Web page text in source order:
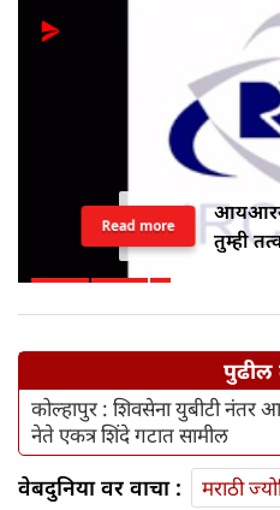
तुम्ही
Read more
कोल्हापुर : शिवसेना युबीटी नंतर
नेते एकत्र शिंदे गटात सामील
वेबदुनिया वर वाचा : मराठी